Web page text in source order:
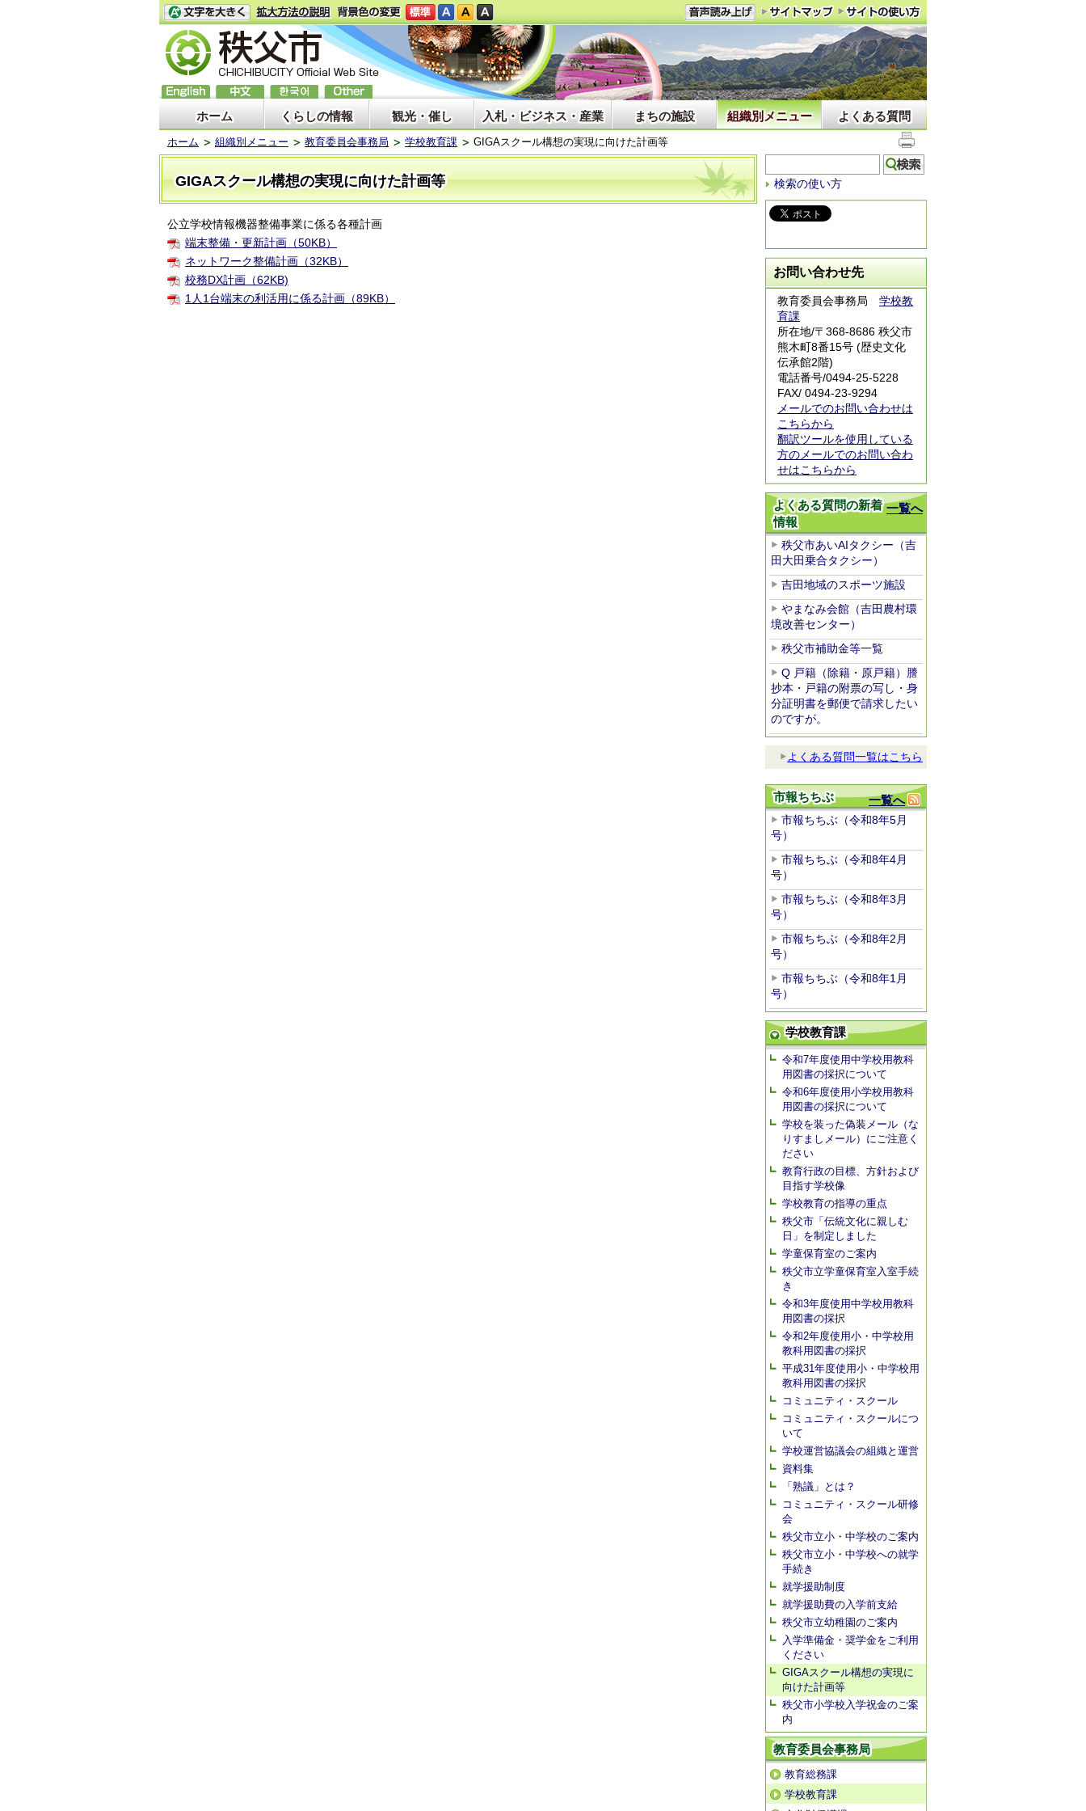
ホーム くらしの情報 観光・催し 入札・ビジネス・産業 まちの施設 組織別メニュー よくある質問
ホーム 組織別メニュー 教育委員会事務局 学校教育課 GIGAスクール構想の実現に向けた計画等
GIGAスクール構想の実現に向けた計画等
公立学校情報機器整備事業に係る各種計画
端末整備・更新計画（50KB）
ネットワーク整備計画（32KB）
校務DX計画（62KB)
1人1台端末の利活用に係る計画（89KB）
検索の使い方
お問い合わせ先
教育委員会事務局 学校教
育課
所在地/〒368-8686 秩父市
熊木町8番15号 (歴史文化
伝承館2階)
電話番号/0494-25-5228
FAX/ 0494-23-9294
メールでのお問い合わせは
こちらから
翻訳ツールを使用している
方のメールでのお問い合わ
せはこちらから
一覧へ
よくある質問の新着
情報
秩父市あいAIタクシー（吉
田大田乗合タクシー）
吉田地域のスポーツ施設
やまなみ会館（吉田農村環
境改善センター）
秩父市補助金等一覧
Q 戸籍（除籍・原戸籍）謄
抄本・戸籍の附票の写し・身
分証明書を郵便で請求したい
のですが。
よくある質問一覧はこちら
一覧へ
市報ちちぶ
市報ちちぶ（令和8年5月
号）
市報ちちぶ（令和8年4月
号）
市報ちちぶ（令和8年3月
号）
市報ちちぶ（令和8年2月
号）
市報ちちぶ（令和8年1月
号）
学校教育課
令和7年度使用中学校用教科
用図書の採択について
令和6年度使用小学校用教科
用図書の採択について
学校を装った偽装メール（な
りすましメール）にご注意く
ださい
教育行政の目標、方針および
目指す学校像
学校教育の指導の重点
秩父市「伝統文化に親しむ
日」を制定しました
学童保育室のご案内
秩父市立学童保育室入室手続
き
令和3年度使用中学校用教科
用図書の採択
令和2年度使用小・中学校用
教科用図書の採択
平成31年度使用小・中学校用
教科用図書の採択
コミュニティ・スクール
コミュニティ・スクールにつ
いて
学校運営協議会の組織と運営
資料集
「熟議」とは？
コミュニティ・スクール研修
会
秩父市立小・中学校のご案内
秩父市立小・中学校への就学
手続き
就学援助制度
就学援助費の入学前支給
秩父市立幼稚園のご案内
入学準備金・奨学金をご利用
ください
GIGAスクール構想の実現に
向けた計画等
秩父市小学校入学祝金のご案
内
教育委員会事務局
教育総務課
学校教育課